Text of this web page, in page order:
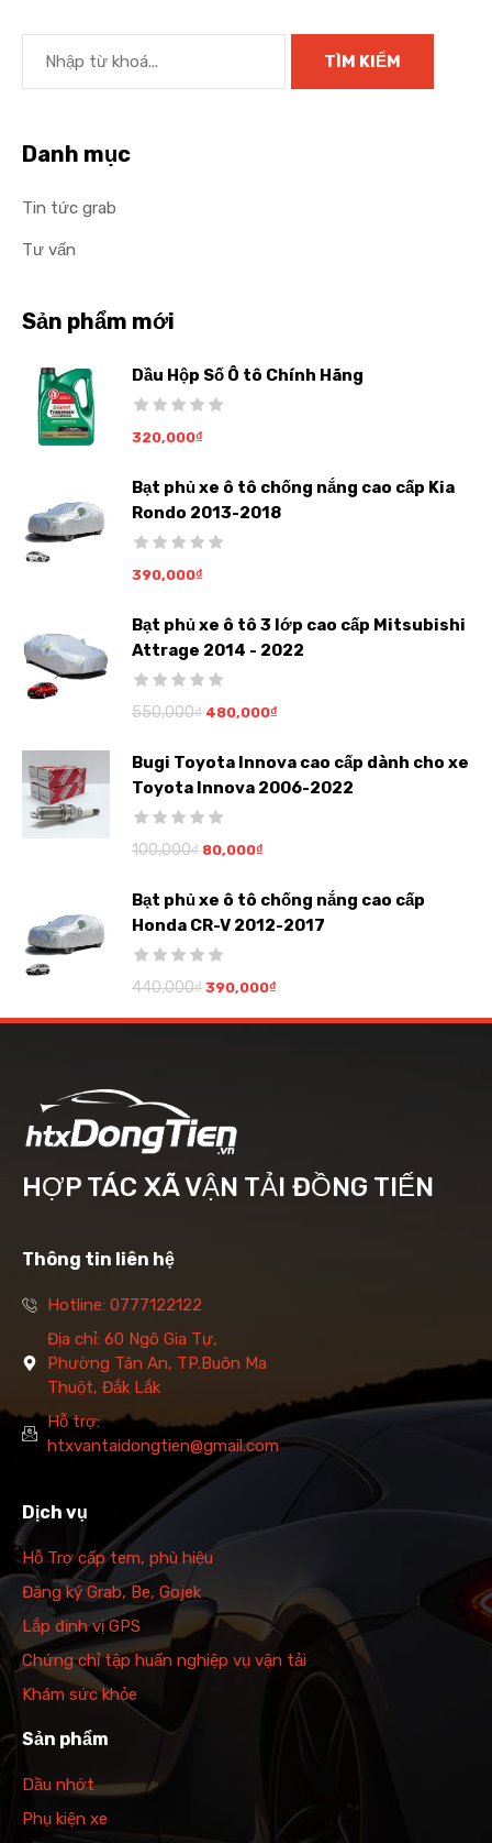
Danh mục
Tin tức grab
Tư vấn
Sản phẩm mới
Dầu Hộp Số Ô tô Chính Hãng
320,000₫
Bạt phủ xe ô tô chống nắng cao cấp Kia
Rondo 2013-2018
390,000₫
Bạt phủ xe ô tô 3 lớp cao cấp Mitsubishi
Attrage 2014 - 2022
550,000₫ 480,000₫
Bugi Toyota Innova cao cấp dành cho xe
Toyota Innova 2006-2022
100,000₫ 80,000₫
Bạt phủ xe ô tô chống nắng cao cấp
Honda CR-V 2012-2017
440,000₫ 390,000₫
HỢP TÁC XÃ VẬN TẢI ĐỒNG TIẾN
Thông tin liên hệ
Hotline: 0777122122
Địa chỉ: 60 Ngô Gia Tự,
Phường Tân An, TP.Buôn Ma
Thuột, Đắk Lắk
Hỗ trợ:
htxvantaidongtien@gmail.com
Dịch vụ
Hỗ Trợ cấp tem, phù hiệu
Đăng ký Grab, Be, Gojek
Lắp định vị GPS
Chứng chỉ tập huấn nghiệp vụ vận tải
Khám sức khỏe
Sản phẩm
Dầu nhớt
Phụ kiện xe